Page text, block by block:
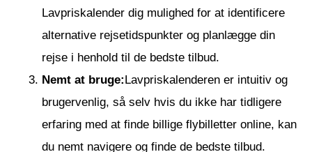
Lavpriskalender dig mulighed for at identificere
alternative rejsetidspunkter og planlægge din
rejse i henhold til de bedste tilbud.
Nemt at bruge:Lavpriskalenderen er intuitiv og
brugervenlig, så selv hvis du ikke har tidligere
erfaring med at finde billige flybilletter online, kan
du nemt navigere og finde de bedste tilbud.